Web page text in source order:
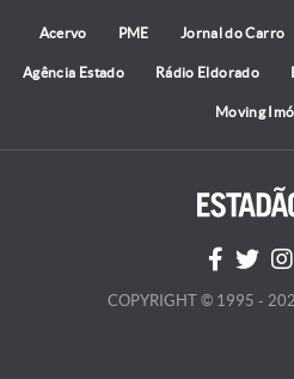
Acervo PME Jornal do Carro
Agência Estado Rádio Eldorado
Moving
COPYRIGHT © 1995 -